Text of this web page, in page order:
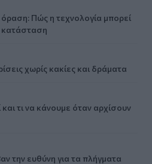
Πώς η τεχνολογία μπορεί
κατάσταση
χωρίς κακίες και δράματα
και τι να κάνουμε όταν αρχίσουν
την ευθύνη για τα πλήγματα